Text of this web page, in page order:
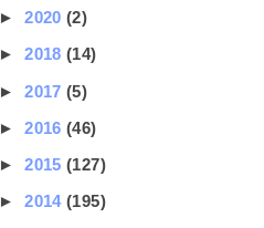
►2020(2)
►2018(14)
►2017(5)
►2016(46)
►2015(127)
►2014(195)